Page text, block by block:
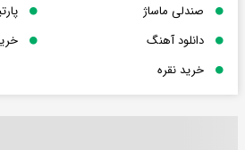
صندلی ماساژ
دانلود آهنگ
خرید نقره